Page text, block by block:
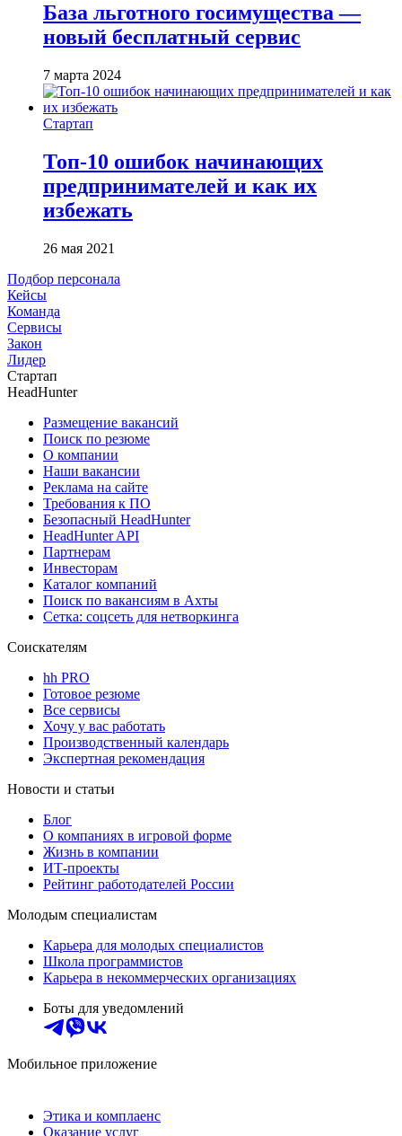
База льготного госимущества —
новый бесплатный сервис
7 марта 2024
Стартап
Топ-10 ошибок начинающих
предпринимателей и как их
избежать
26 мая 2021
Подбор персонала
Кейсы
Команда
Сервисы
Закон
Лидер
Стартап
HeadHunter
Размещение вакансий
Поиск по резюме
О компании
Наши вакансии
Реклама на сайте
Требования к ПО
Безопасный HeadHunter
HeadHunter API
Партнерам
Инвесторам
Каталог компаний
Поиск по вакансиям в Ахты
Сетка: соцсеть для нетворкинга
Соискателям
hh PRO
Готовое резюме
Все сервисы
Хочу у вас работать
Производственный календарь
Экспертная рекомендация
Новости и статьи
Блог
О компаниях в игровой форме
Жизнь в компании
ИТ-проекты
Рейтинг работодателей России
Молодым специалистам
Карьера для молодых специалистов
Школа программистов
Карьера в некоммерческих организациях
Боты для уведомлений
Мобильное приложение
Этика и комплаенс
Оказание услуг